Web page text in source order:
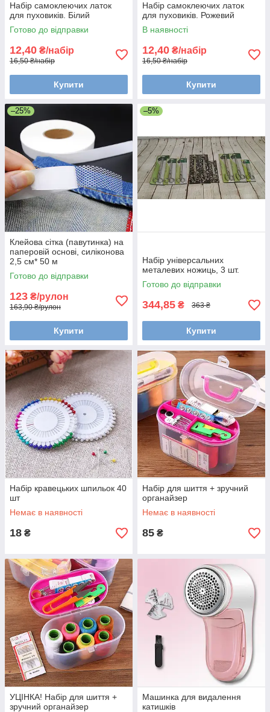
Набір самоклеючих латок
для пуховиків. Білий
Готово до відправки
12,40 ₴/набір
16,50 ₴/набір
Купити
Набір самоклеючих латок
для пуховиків. Рожевий
В наявності
12,40 ₴/набір
16,50 ₴/набір
Купити
–25%
Клейова сітка (павутинка) на
паперовій основі, силіконова
2,5 см* 50 м
Готово до відправки
123 ₴/рулон
163,90 ₴/рулон
Купити
–5%
Набір універсальних
металевих ножиць, 3 шт.
Готово до відправки
344,85 ₴ 363 ₴
Купити
Набір кравецьких шпильок 40
шт
Немає в наявності
18 ₴
Набір для шиття + зручний
органайзер
Немає в наявності
85 ₴
УЦІНКА! Набір для шиття +
зручний органайзер
Машинка для видалення
катишків